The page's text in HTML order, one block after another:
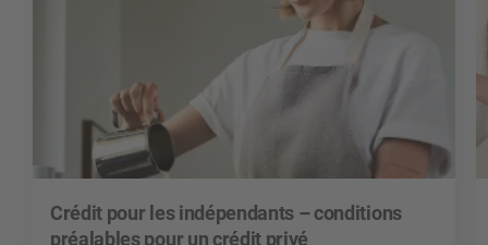
Crédit pour les indépendants – conditions
préalables pour un crédit privé